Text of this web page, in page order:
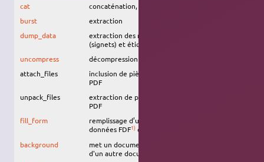
cat
concaténation, déconcaténation
burst
extraction
dump_data
extraction des méta-données, marque-pages
(signets) et étiquettes de page d’un PDF
uncompress
décompression
attach_files
inclusion de pièces jointes dans un document
PDF
unpack_files
extraction de pièces jointes d'un document
PDF
fill_form
remplissage d’un formulaire PDF avec des
données FDF1) ou XFDF
background
met un document en filigrane (en arrière-plan)
d'un autre document